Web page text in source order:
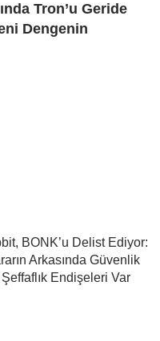
Tron’u Geride
Dengenin
BONK’u Delist Ediyor:
Arkasında Güvenlik
Endişeleri Var